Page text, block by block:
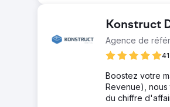
Konstruct
Agence de
Boostez votre
Revenue),
du chiffre